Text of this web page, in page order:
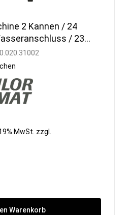
2 Kannen / 24
/ 230
MwSt. zzgl.
Warenkorb